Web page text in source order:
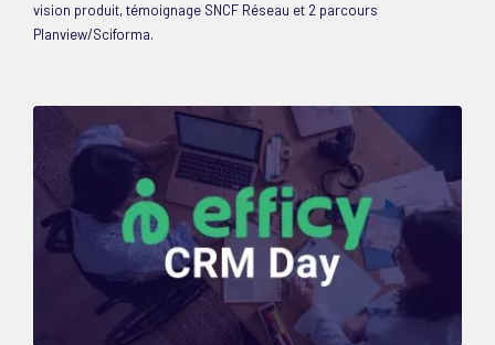
vision produit, témoignage SNCF Réseau et 2 parcours
Planview/Sciforma.